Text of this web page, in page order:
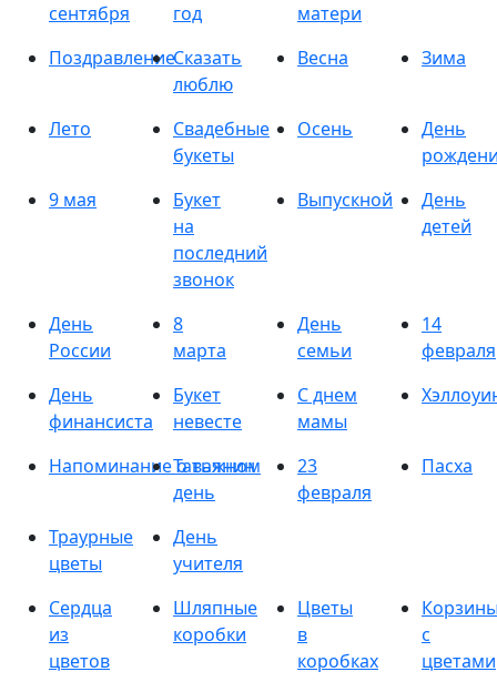
сентября
год
матери
ПоздравлениеСказать
люблю
Весна Зима
Лето
Свадебные
букеты
Осень
День
9 мая
Букет
на
последний
звонок
Выпускной
День
детей
День
России
8
марта
День
семьи
14
февраля
День
финансиста
Букет
невесте
С днем
мамы
Напоминание о важном
Татьянин
день
23
февраля
Пасха
Траурные
цветы
День
учителя
Сердца
из
цветов
Шляпные
коробки
Цветы
в
коробках
с
цветами